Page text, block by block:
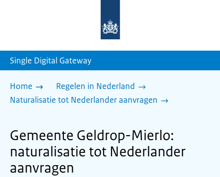
homepage
Single Digital Gateway
Home
Regelen in Nederland
Naturalisatie tot Nederlander aanvragen
Gemeente Geldrop-Mierlo:
naturalisatie tot Nederlander
aanvragen